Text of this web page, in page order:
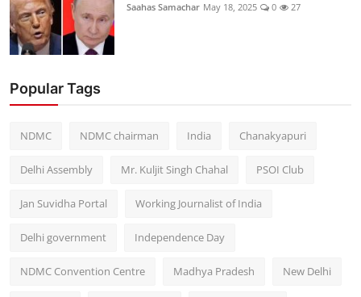
Saahas Samachar May 18, 2025 0 27
Popular Tags
NDMC NDMC chairman India Chanakyapuri
Delhi Assembly Mr. Kuljit Singh Chahal PSOI Club
Jan Suvidha Portal Working Journalist of India
Delhi government Independence Day
NDMC Convention Centre Madhya Pradesh New Delhi